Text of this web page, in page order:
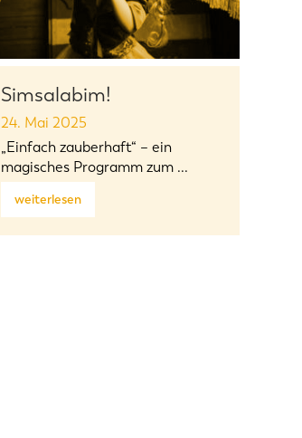
Simsalabim!
24. Mai 2025
„Einfach zauberhaft“ – ein
magisches Programm zum ...
weiterlesen